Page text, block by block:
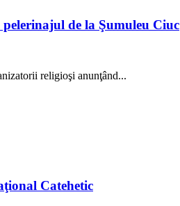
de la Şumuleu Ciuc
religioşi anunţând...
Catehetic